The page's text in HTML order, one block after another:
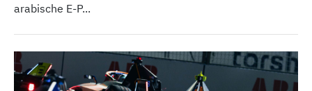
arabische E-P...